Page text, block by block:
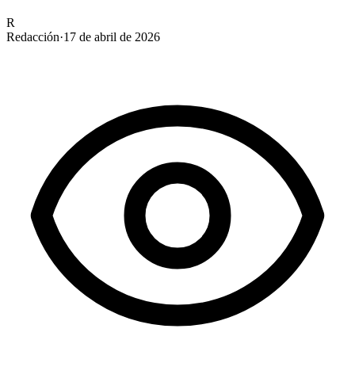
R
Redacción·17 de abril de 2026